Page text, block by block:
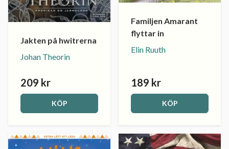
Jakten på hwitrerna
Johan Theorin
209 kr
KÖP
Familjen Amarant
flyttar in
Elin Ruuth
189 kr
KÖP